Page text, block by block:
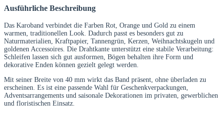
Ausführliche Beschreibung
Das Karoband verbindet die Farben Rot, Orange und Gold zu einem
warmen, traditionellen Look. Dadurch passt es besonders gut zu
Naturmaterialien, Kraftpapier, Tannengrün, Kerzen, Weihnachtskugeln und
goldenen Accessoires. Die Drahtkante unterstützt eine stabile Verarbeitung:
Schleifen lassen sich gut ausformen, Bögen behalten ihre Form und
dekorative Enden können gezielt gelegt werden.
Mit seiner Breite von 40 mm wirkt das Band präsent, ohne überladen zu
erscheinen. Es ist eine passende Wahl für Geschenkverpackungen,
Adventsarrangements und saisonale Dekorationen im privaten, gewerblichen
und floristischen Einsatz.